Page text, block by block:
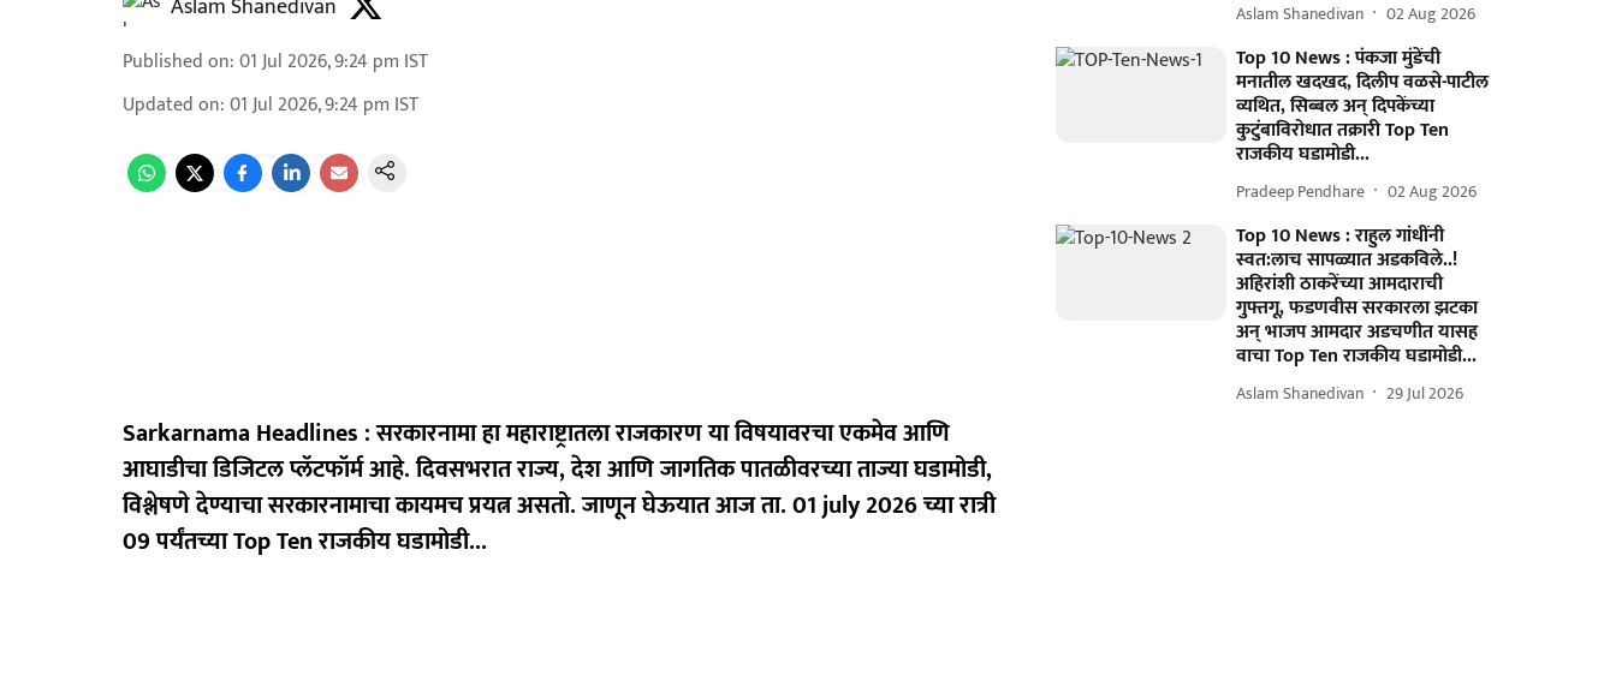
Aslam Shanedivan
Published on:01 Jul 2026, 9:24 pm IST
Updated on:01 Jul 2026, 9:24 pm IST
Sarkarnama Headlines : सरकारनामा हा महाराष्ट्रातला राजकारण या विषयावरचा एकमेव आणि
आघाडीचा डिजिटल प्लॅटफॉर्म आहे. दिवसभरात राज्य, देश आणि जागतिक पातळीवरच्या ताज्या घडामोडी,
विश्लेषणे देण्याचा सरकारनामाचा कायमच प्रयत्न असतो. जाणून घेऊयात आज ता. 01 july 2026 च्या रात्री
09 पर्यंतच्या Top Ten राजकीय घडामोडी...
Aslam Shanedivan 02 Aug 2026
Top 10 News : पंकजा मुंडेंची
मनातील खदखद, दिलीप वळसे-पाटील
व्यथित, सिब्बल अन् दिपकेंच्या
कुटुंबाविरोधात तक्रारी Top Ten
राजकीय घडामोडी...
Pradeep Pendhare 02 Aug 2026
Top 10 News : राहुल गांधींनी
स्वत:लाच सापळ्यात अडकविले..!
अहिरांशी ठाकरेंच्या आमदाराची
गुफ्तगू, फडणवीस सरकारला झटका
अन् भाजप आमदार अडचणीत यासह
वाचा Top Ten राजकीय घडामोडी...
Aslam Shanedivan 29 Jul 2026